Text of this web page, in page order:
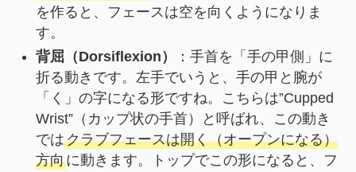
を作ると、フェースは空を向くようになりま
す。
背屈（Dorsiflexion）
：手首を「手の甲側」に
折る動きです。左手でいうと、手の甲と腕が
「く」の字になる形ですね。こちらは”Cupped
Wrist”（カップ状の手首）と呼ばれ、この動き
ではクラブフェースは開く（オープンになる）
方向に動きます。トップでこの形になると、フ